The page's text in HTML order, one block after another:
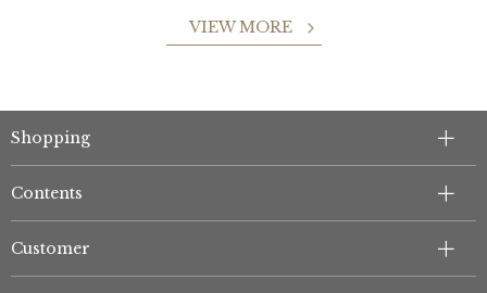
VIEW MORE
Shopping
Contents
Customer